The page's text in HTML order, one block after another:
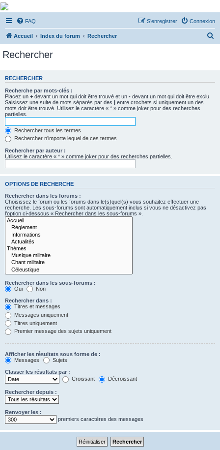
De Musicae Militari -
Forums
Forums de discussions
FAQ Connexion
S’enregistrer
Accueil Index du forum Rechercher
e
Rechercher
RECHERCHER
Recherche par mots-clés :
Placez un + devant un mot qui doit être trouvé et un - devant un mot qui doit être exclu.
Saisissez une suite de mots séparés par des | entre crochets si uniquement un des
mots doit être trouvé. Utilisez le caractère « * » comme joker pour des recherches
partielles.
Rechercher tous les termes
Rechercher n’importe lequel de ces termes
Rechercher par auteur :
Utilisez le caractère « * » comme joker pour des recherches partielles.
OPTIONS DE RECHERCHE
Rechercher dans les forums :
Choisissez le forum ou les forums dans le(s)quel(s) vous souhaitez effectuer une
recherche. Les sous-forums sont automatiquement inclus si vous ne désactivez pas
l’option ci-dessous « Rechercher dans les sous-forums ».
Rechercher dans les sous-forums :
Oui
Non
Rechercher dans :
Titres et messages
Messages uniquement
Titres uniquement
Premier message des sujets uniquement
Afficher les résultats sous forme de :
Messages
Sujets
Classer les résultats par :
Croissant
Décroissant
Rechercher depuis :
Renvoyer les :
premiers caractères des messages